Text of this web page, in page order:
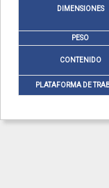
DIMENSIONES
PESO
CONTENIDO
PLATAFORMA DE